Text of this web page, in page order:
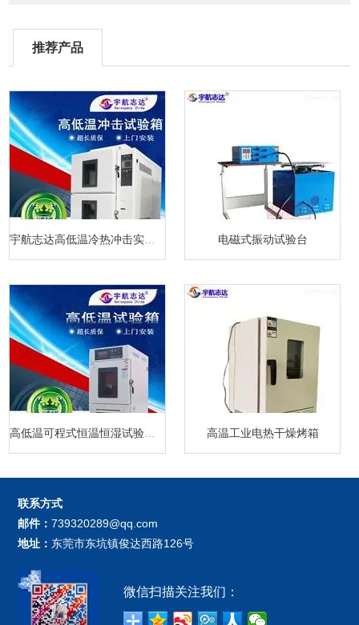
推荐产品
电磁式振动试验台
高温工业电热干燥烤箱
联系方式
邮件：739320289@qq.com
地址： 东莞市东坑镇俊达西路126号
微信扫描关注我们：